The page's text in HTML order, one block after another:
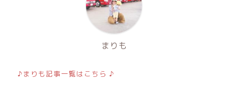
まりも
♪まりも記事一覧はこちら ♪